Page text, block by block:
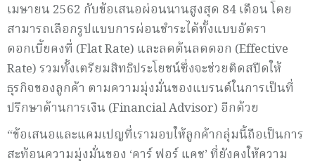
เมษายน 2562 กับข้อเสนอผ่อนนานสูงสุด 84 เดือน โดย
สามารถเลือกรูปแบบการผ่อนชำระได้ทั้งแบบอัตรา
ดอกเบี้ยคงที่ (Flat Rate) และลดต้นลดดอก (Effective
Rate) รวมทั้งเตรียมสิทธิประโยชน์ซึ่งจะช่วยติดสปีดให้
ธุรกิจของลูกค้า ตามความมุ่งมั่นของแบรนด์ในการเป็นที่
ปรึกษาด้านการเงิน (Financial Advisor) อีกด้วย
“ข้อเสนอและแคมเปญที่เรามอบให้ลูกค้ากลุ่มนี้ถือเป็นการ
สะท้อนความมุ่งมั่นของ ‘คาร์ ฟอร์ แคช’ ที่ยังคงให้ความ